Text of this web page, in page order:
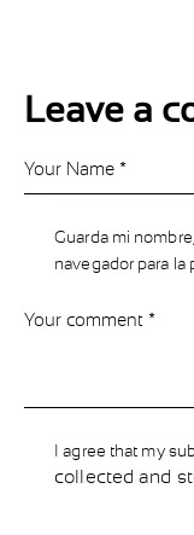
Leave a
Guarda mi
navegador para la
I agree that my
collected and